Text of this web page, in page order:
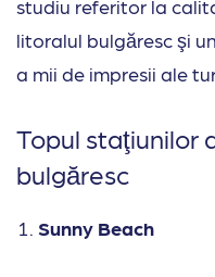
studiu referitor la
litoralul bulgăresc şi
a mii de impresii ale
Topul staţiunilor
bulgăresc
Sunny Beach